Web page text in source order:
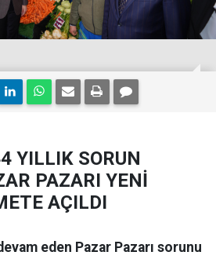
YILLIK SORUN
PAZARI YENİ
AÇILDI
eden Pazar Pazarı sorunu